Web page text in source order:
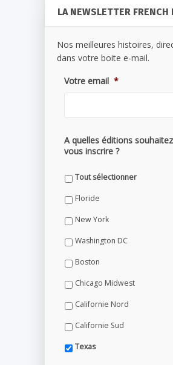
LA NEWSLETTER
Nos meilleures histoires,
dans votre boite e-mail.
Votre email *
A quelles éditions
vous inscrire ?
Tout sélectionner
Floride
New York
Washington DC
Boston
Chicago Midwest
Californie Nord
Californie Sud
Texas